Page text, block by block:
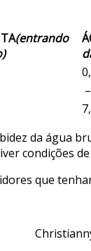
(entrando
da água
condições
que